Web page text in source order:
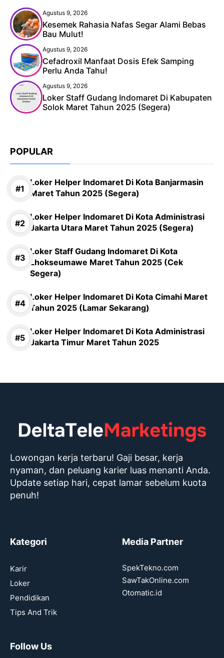
Agustus 9, 2026
Kesemek Rahasia Nafas Segar Alami Bebas
Bau Mulut!
Agustus 9, 2026
Cefadroxil Manfaat Dosis Efek Samping
Perlu Anda Tahu!
Agustus 9, 2026
Loker Staff Gudang Indomaret Di Kabupaten
Solok Maret Tahun 2025 (Segera)
POPULAR
Loker Helper Indomaret Di Kota Banjarmasin
Maret Tahun 2025 (Segera)
Loker Helper Indomaret Di Kota Administrasi
Jakarta Utara Maret Tahun 2025 (Segera)
Loker Staff Gudang Indomaret Di Kota
Lhokseumawe Maret Tahun 2025 (Cek
Segera)
Loker Helper Indomaret Di Kota Cimahi Maret
Tahun 2025 (Lamar Sekarang)
Loker Helper Indomaret Di Kota Administrasi
Jakarta Timur Maret Tahun 2025
Lowongan kerja terbaru! Gaji besar, kerja
nyaman, dan peluang karier luas menanti Anda.
Update setiap hari, cepat lamar sebelum kuota
penuh!
Kategori
Karir
Loker
Pendidikan
Tips And Trik
Media Partner
SpekTekno.com
SawTakOnline.com
Otomatic.id
Follow Us